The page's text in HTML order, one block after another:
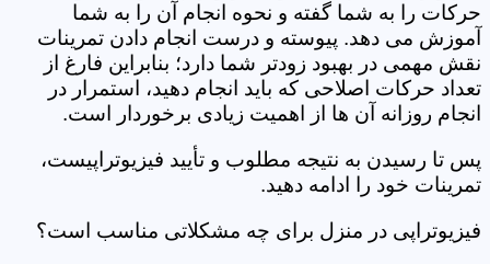
حرکات را به شما گفته و نحوه انجام آن را به شما
آموزش می دهد. پیوسته و درست انجام دادن تمرینات
نقش مهمی در بهبود زودتر شما دارد؛ بنابراین فارغ از
تعداد حرکات اصلاحی که باید انجام دهید، استمرار در
انجام روزانه آن ها از اهمیت زیادی برخوردار است.
پس تا رسیدن به نتیجه مطلوب و تأیید فیزیوتراپیست،
تمرینات خود را ادامه دهید.
فیزیوتراپی در منزل برای چه مشکلاتی مناسب است؟